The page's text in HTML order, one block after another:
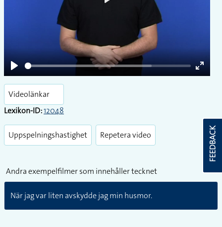
Play
Enter
Videolänkar
Lexikon-ID:12048
Uppspelningshastighet Repetera video
Andra exempelfilmer som innehåller tecknet
När jag var liten avskydde jag min husmor.
FEEDBACK